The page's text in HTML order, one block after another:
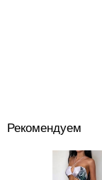
Костюмы
Рекомендуем